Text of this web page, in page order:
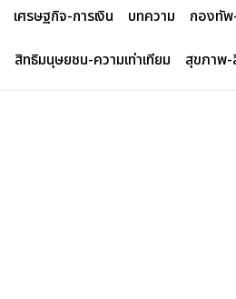
เศรษฐกิจ-การเงิน บทความ กองทั
สิทธิมนุษยชน-ความเท่าเทียม สุขภาพ